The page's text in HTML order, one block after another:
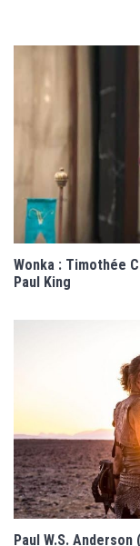
Wonka : Timothée
Paul King
Paul W.S.